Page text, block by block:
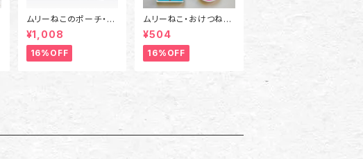
ムリーねこのポーチ・ペ
ンケース（Sサイズ）
¥1,008
16%OFF
ムリーねこ・おけつねこ
のアクリルキーホルダ
ー兼アンブレラマーカ
ー
¥504
16%OFF